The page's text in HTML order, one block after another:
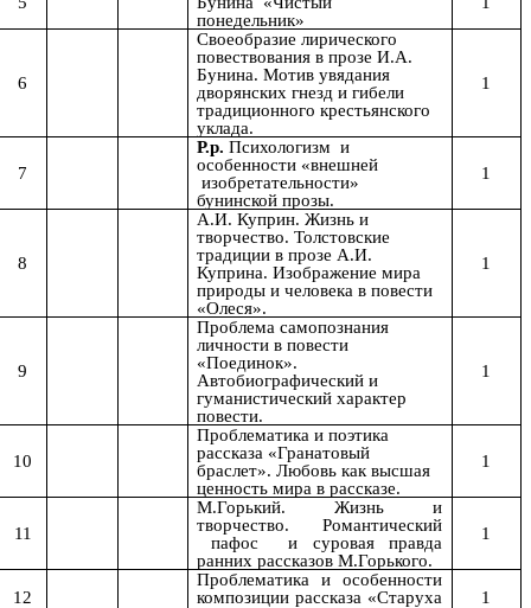
понедельник»
6
Своеобразие лирического
повествования в прозе И.А.
Бунина. Мотив увядания
дворянских гнезд и гибели
традиционного крестьянского
уклада.
1
7
Р.р. Психологизм и
особенности «внешней
изобретательности»
бунинской прозы.
1
8
А.И. Куприн. Жизнь и
творчество. Толстовские
традиции в прозе А.И.
Куприна. Изображение мира
природы и человека в повести
«Олеся».
1
9
Проблема самопознания
личности в повести
«Поединок».
Автобиографический и
гуманистический характер
повести.
1
10
Проблематика и поэтика
рассказа «Гранатовый
браслет». Любовь как высшая
ценность мира в рассказе.
1
11
М.Горький. Жизнь и
творчество. Романтический
пафос и суровая правда
ранних рассказов М.Горького.
1
12
Проблематика и особенности
композиции рассказа «Старуха
1